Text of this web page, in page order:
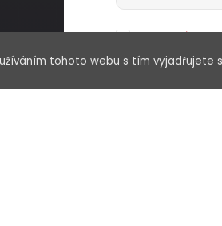
Souhlasím
tohoto webu s tím vyjadřujete